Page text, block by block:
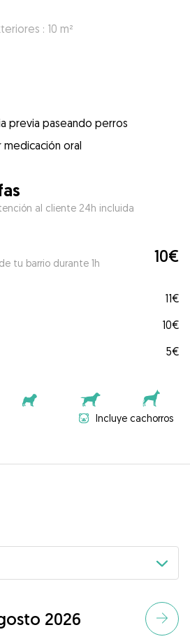
: 10 m²
previa paseando perros
medicación oral
al cliente 24h incluida
tu barrio durante 1h 10€
11€
10€
5€
Incluye cachorros
2026